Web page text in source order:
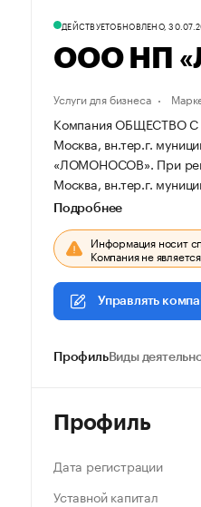
ДЕЙСТВУЕТОБНОВЛЕНО,
ООО НП
Услуги для бизнеса
Компания ОБЩЕСТВО С
Москва, вн.тер.г.
«ЛОМОНОСОВ». При
Москва, вн.тер.г.
Подробнее
Информация носит
Компания не
Управлять
ПрофильВиды
Профиль
Дата регистрации
Уставной капитал